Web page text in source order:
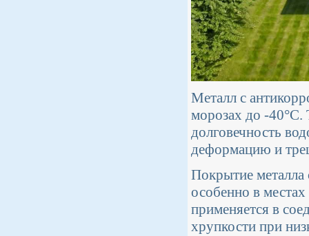
Металл с
морозах до -40°C.
долговечность
деформацию и
Покрытие металла
особенно в
применяется в
хрупкости при